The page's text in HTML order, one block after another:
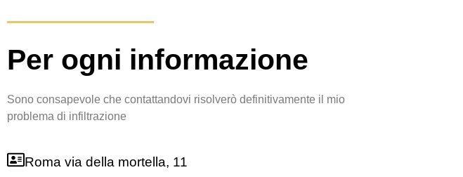
Per ogni informazione
Sono consapevole che contattandovi risolverò definitivamente il mio
problema di infiltrazione
Roma via della mortella, 11